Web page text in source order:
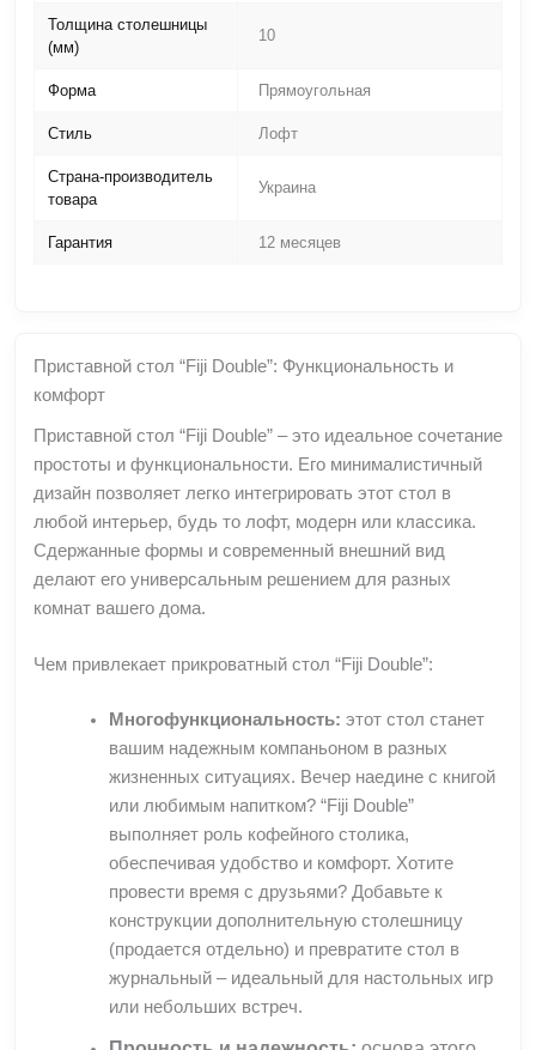
Толщина столешницы
(мм)
10
Форма Прямоугольная
Стиль Лофт
Страна-производитель
товара
Украина
Гарантия 12 месяцев
Приставной стол “Fiji Double”: Функциональность и
комфорт
Приставной стол “Fiji Double” – это идеальное сочетание
простоты и функциональности. Его минималистичный
дизайн позволяет легко интегрировать этот стол в
любой интерьер, будь то лофт, модерн или классика.
Сдержанные формы и современный внешний вид
делают его универсальным решением для разных
комнат вашего дома.
Чем привлекает прикроватный стол “Fiji Double”:
Многофункциональность: этот стол станет
вашим надежным компаньоном в разных
жизненных ситуациях. Вечер наедине с книгой
или любимым напитком? “Fiji Double”
выполняет роль кофейного столика,
обеспечивая удобство и комфорт. Хотите
провести время с друзьями? Добавьте к
конструкции дополнительную столешницу
(продается отдельно) и превратите стол в
журнальный – идеальный для настольных игр
или небольших встреч.